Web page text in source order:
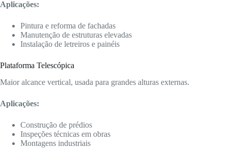
Aplicações:
Pintura e reforma de fachadas
Manutenção de estruturas elevadas
Instalação de letreiros e painéis
Plataforma Telescópica
Maior alcance vertical, usada para grandes alturas externas.
Aplicações:
Construção de prédios
Inspeções técnicas em obras
Montagens industriais